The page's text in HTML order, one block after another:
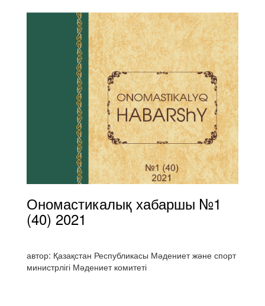
Ономастикалық хабаршы №1
(40) 2021
автор: Қазақстан Республикасы Мәдениет және спорт
министрлігі Мәдениет комитеті